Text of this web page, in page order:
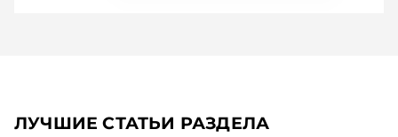
ЛУЧШИЕ СТАТЬИ РАЗДЕЛА